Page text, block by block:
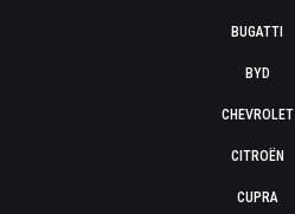
BUGATTI
BYD
CHEVROLET
CITROËN
CUPRA